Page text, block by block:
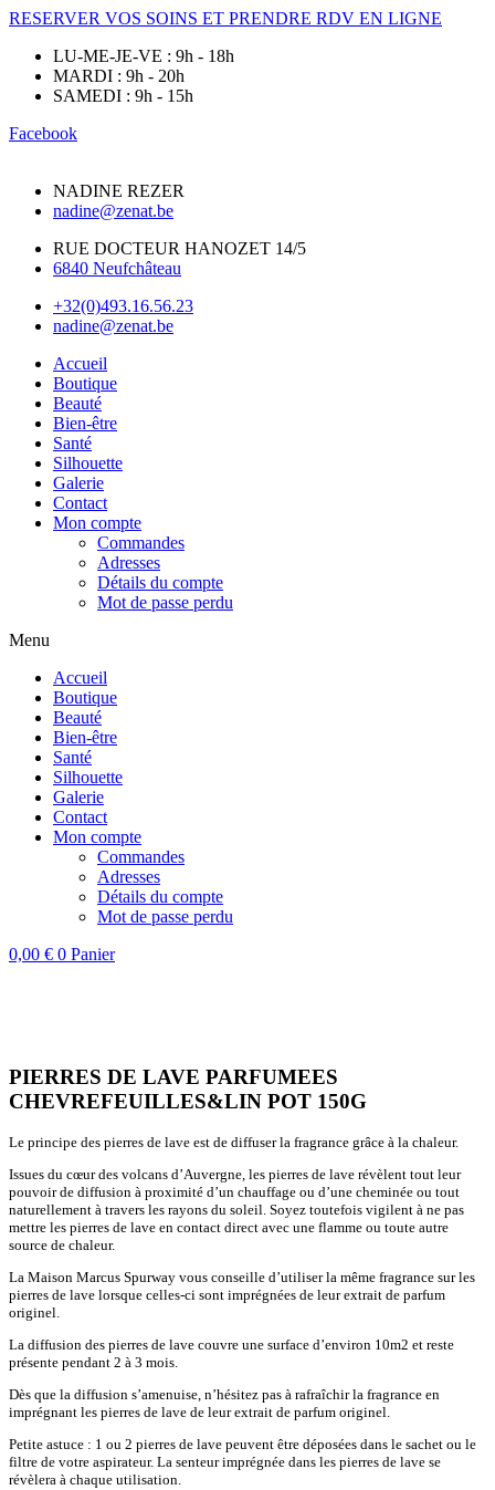
RESERVER VOS SOINS ET PRENDRE RDV EN LIGNE
LU-ME-JE-VE : 9h - 18h
MARDI : 9h - 20h
SAMEDI : 9h - 15h
Facebook
NADINE REZER
nadine@zenat.be
RUE DOCTEUR HANOZET 14/5
6840 Neufchâteau
+32(0)493.16.56.23
nadine@zenat.be
Accueil
Boutique
Beauté
Bien-être
Santé
Silhouette
Galerie
Contact
Mon compte
Commandes
Adresses
Détails du compte
Mot de passe perdu
Menu
Accueil
Boutique
Beauté
Bien-être
Santé
Silhouette
Galerie
Contact
Mon compte
Commandes
Adresses
Détails du compte
Mot de passe perdu
0,00 € 0 Panier
PIERRES DE LAVE PARFUMEES
CHEVREFEUILLES&LIN POT 150G
Le principe des pierres de lave est de diffuser la fragrance grâce à la chaleur.
Issues du cœur des volcans d’Auvergne, les pierres de lave révèlent tout leur
pouvoir de diffusion à proximité d’un chauffage ou d’une cheminée ou tout
naturellement à travers les rayons du soleil. Soyez toutefois vigilent à ne pas
mettre les pierres de lave en contact direct avec une flamme ou toute autre
source de chaleur.
La Maison Marcus Spurway vous conseille d’utiliser la même fragrance sur les
pierres de lave lorsque celles-ci sont imprégnées de leur extrait de parfum
originel.
La diffusion des pierres de lave couvre une surface d’environ 10m2 et reste
présente pendant 2 à 3 mois.
Dès que la diffusion s’amenuise, n’hésitez pas à rafraîchir la fragrance en
imprégnant les pierres de lave de leur extrait de parfum originel.
Petite astuce : 1 ou 2 pierres de lave peuvent être déposées dans le sachet ou le
filtre de votre aspirateur. La senteur imprégnée dans les pierres de lave se
révèlera à chaque utilisation.